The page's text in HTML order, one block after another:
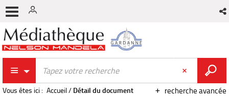
recherche avancée
Vous êtes ici : Accueil/ Détail du document